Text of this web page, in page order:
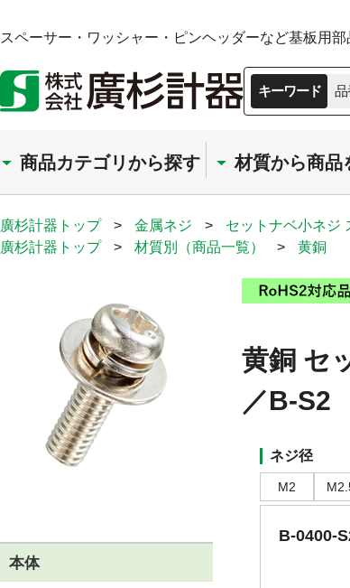
スペーサー・ワッシャー・ピンヘッダーなど基板用
キーワード 品
商品カテゴリから探す 材質から商品
廣杉計器トップ > 金属ネジ > セットナベ小ネジ
廣杉計器トップ
> 材質別（商品一覧） > 黄銅
本体
黄銅 セ
／B-S2
ネジ径
M2
B-0400-